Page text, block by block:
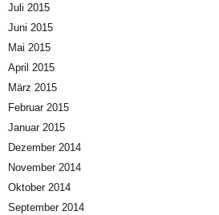
Juli 2015
Juni 2015
Mai 2015
April 2015
März 2015
Februar 2015
Januar 2015
Dezember 2014
November 2014
Oktober 2014
September 2014